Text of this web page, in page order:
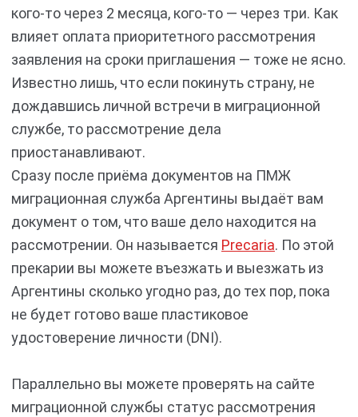
кого-то через 2 месяца, кого-то — через три. Как
влияет оплата приоритетного рассмотрения
заявления на сроки приглашения — тоже не ясно.
Известно лишь, что если покинуть страну, не
дождавшись личной встречи в миграционной
службе, то рассмотрение дела
приостанавливают.
Сразу после приёма документов на ПМЖ
миграционная служба Аргентины выдаёт вам
документ о том, что ваше дело находится на
рассмотрении. Он называется Precaria. По этой
прекарии вы можете въезжать и выезжать из
Аргентины сколько угодно раз, до тех пор, пока
не будет готово ваше пластиковое
удостоверение личности (DNI).
Параллельно вы можете проверять на сайте
миграционной службы статус рассмотрения